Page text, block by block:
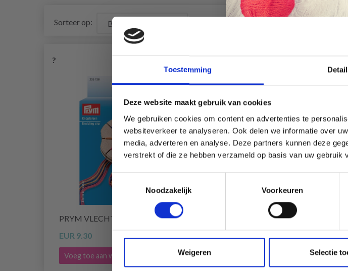
Toestemming
Deze website maakt gebruik van cookies
We gebruiken cookies om content en advertenties te
websiteverkeer te analyseren. Ook delen we informatie over
media, adverteren en analyse. Deze partners kunnen deze
verstrekt of die ze hebben verzameld op basis van uw gebruik
Toestemmingsselectie
Noodzakelijk
Voorkeuren
Weigeren Selectie
Sorteer op:
?
PRYM VLECHTSTER, KLEIN
EUR 9.30
Voeg toe aan winkelwagen
PRYM VLECHTSTER, MAXI
EUR 10.60
Voeg toe aan winkelwagen
Économisez
offres limitées en
newsletter
Oui,
Wil je liever nieuws